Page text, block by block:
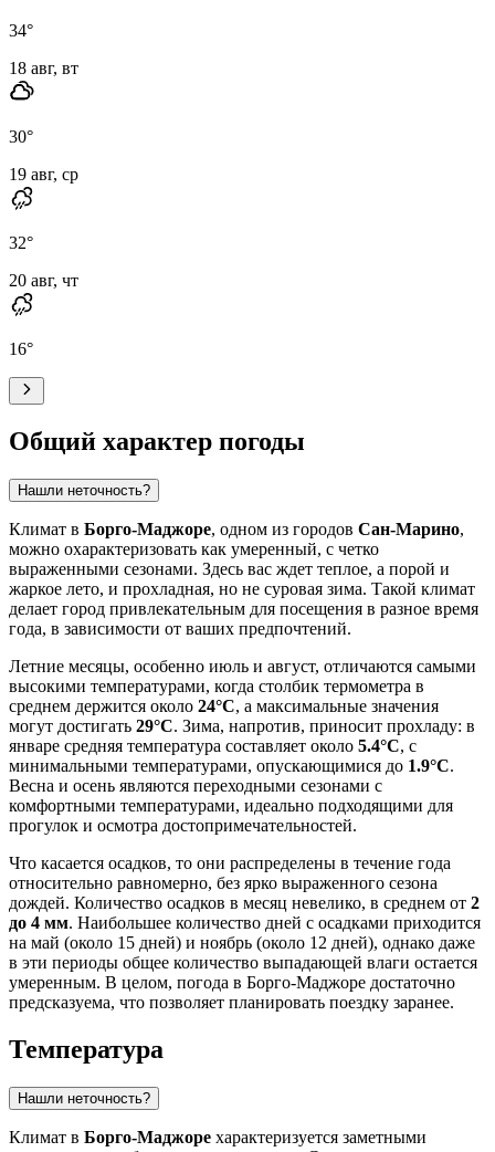
34°
18 авг, вт
30°
19 авг, ср
32°
20 авг, чт
16°
Общий характер погоды
Нашли неточность?
Климат в Борго-Маджоре, одном из городов Сан-Марино,
можно охарактеризовать как умеренный, с четко
выраженными сезонами. Здесь вас ждет теплое, а порой и
жаркое лето, и прохладная, но не суровая зима. Такой климат
делает город привлекательным для посещения в разное время
года, в зависимости от ваших предпочтений.
Летние месяцы, особенно июль и август, отличаются самыми
высокими температурами, когда столбик термометра в
среднем держится около 24°C, а максимальные значения
могут достигать 29°C. Зима, напротив, приносит прохладу: в
январе средняя температура составляет около 5.4°C, с
минимальными температурами, опускающимися до 1.9°C.
Весна и осень являются переходными сезонами с
комфортными температурами, идеально подходящими для
прогулок и осмотра достопримечательностей.
Что касается осадков, то они распределены в течение года
относительно равномерно, без ярко выраженного сезона
дождей. Количество осадков в месяц невелико, в среднем от 2
до 4 мм. Наибольшее количество дней с осадками приходится
на май (около 15 дней) и ноябрь (около 12 дней), однако даже
в эти периоды общее количество выпадающей влаги остается
умеренным. В целом, погода в Борго-Маджоре достаточно
предсказуема, что позволяет планировать поездку заранее.
Температура
Нашли неточность?
Климат в Борго-Маджоре характеризуется заметными